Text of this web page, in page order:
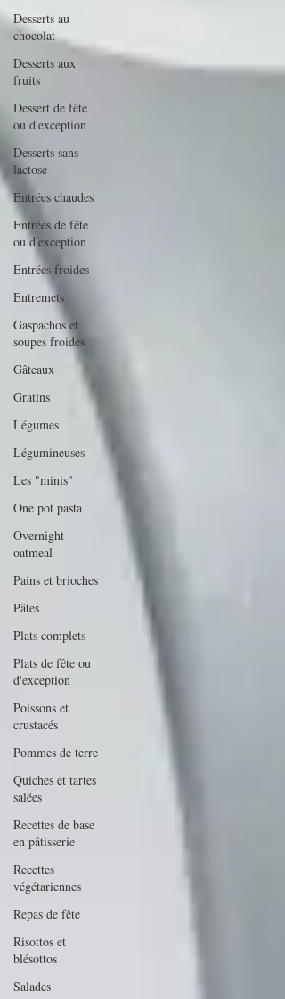
Desserts au
chocolat
Desserts aux
fruits
Dessert de fête
ou d'exception
Desserts sans
lactose
Entrées chaudes
Entrées de fête
ou d'exception
Entrées froides
Entremets
Gaspachos et
soupes froides
Gâteaux
Gratins
Légumes
Légumineuses
Les "minis"
One pot pasta
Overnight
oatmeal
Pains et brioches
Pâtes
Plats complets
Plats de fête ou
d'exception
Poissons et
crustacés
Pommes de terre
Quiches et tartes
salées
Recettes de base
en pâtisserie
Recettes
végétariennes
Repas de fête
Risottos et
blésottos
Salades